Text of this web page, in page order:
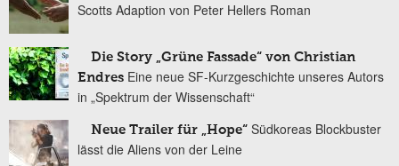
Scotts Adaption von Peter Hellers Roman
Die Story „Grüne Fassade“ von Christian
Endres Eine neue SF-Kurzgeschichte unseres Autors
in „Spektrum der Wissenschaft“
Neue Trailer für „Hope“ Südkoreas Blockbuster
lässt die Aliens von der Leine